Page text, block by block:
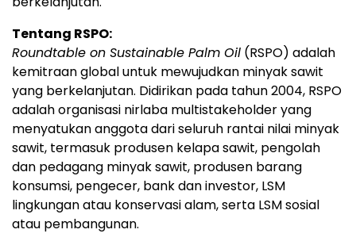
Tentang RSPO:
Roundtable on Sustainable Palm Oil (RSPO) adalah
kemitraan global untuk mewujudkan minyak sawit
yang berkelanjutan. Didirikan pada tahun 2004, RSPO
adalah organisasi nirlaba multistakeholder yang
menyatukan anggota dari seluruh rantai nilai minyak
sawit, termasuk produsen kelapa sawit, pengolah
dan pedagang minyak sawit, produsen barang
konsumsi, pengecer, bank dan investor, LSM
lingkungan atau konservasi alam, serta LSM sosial
atau pembangunan.